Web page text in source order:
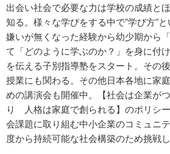
出会い社会で必要な力は学校の成績と
知る。様々な学びをする中で”学び方”
嫌いが無くなった経験から幼少期から
て「どのように学ぶのか？」を身に付
を伝える子別指導塾をスタート。その
授業にも関わる。その他日本各地に家
めの講演会も開催中。【社会は企業が
り 人格は家庭で創られる】のポリシ
会課題に取り組む中小企業のコミュニ
度から持続可能な社会構築のため挑戦し